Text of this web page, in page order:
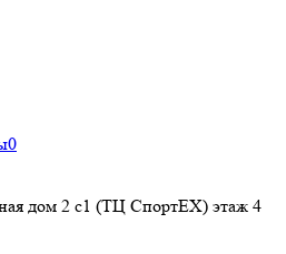
0
дом 2 с1 (ТЦ СпортEX) этаж 4